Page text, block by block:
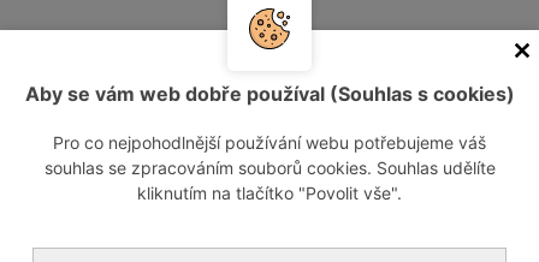
Informace o návštěvníkovi
Aby se vám web dobře používal (Souhlas s cookies)
Pro co nejpohodlnější používání webu potřebujeme váš
souhlas se zpracováním souborů cookies. Souhlas udělíte
kliknutím na tlačítko "Povolit vše".